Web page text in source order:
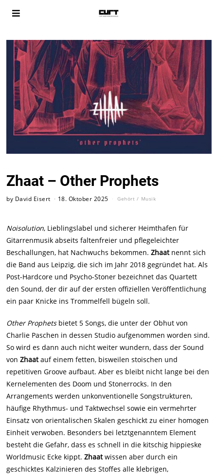
Zhaat – Other Prophets
by David Eisert 18. Oktober 2025 Gehört / Musik
Noisolution, Lieblingslabel und sicherer Heimthafen für
Gitarrenmusik abseits faltenfreier und pflegeleichter
Beschallungen, hat Nachwuchs bekommen.Zhaatnennt sich
die Band aus Leipzig, die sich im Jahr 2018 gegründet hat. Als
Post-Hardcore und Psycho-Stoner bezeichnet das Quartett
den Sound, der dir auf der ersten offiziellen Veröffentlichung
ein paar Knicke ins Trommelfell bügeln soll.
Other Prophetsbietet 5 Songs, die unter der Obhut von
Charlie Paschen in dessen Studio aufgenommen worden sind.
So wird es dann auch nicht weiter wundern, dass der Sound
vonZhaatauf einem fetten, bisweilen stoischen und
repetitiven Groove aufbaut. Aber es bleibt nicht lange bei den
Kernelementen des Doom und Stonerrocks. In den
Arrangements werden unkonventionelle Songstrukturen,
häufige Rhythmus- und Taktwechsel sowie ein vermehrter
Einsatz von orientalischen Skalen geschickt zu einer homogen
Einheit verwoben. Besonders bei letztgenanntem Element
besteht die Gefahr, dass es schnell in die kitschig hippieske
Worldmusic Ecke kippt.Zhaatwissen aber durch ein
geschicktes Kalzinieren des Stoffes alle klebrigen,